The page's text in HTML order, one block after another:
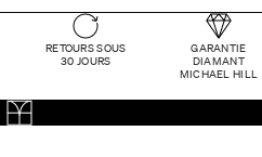
RETOURS SOUS
30 JOURS
GARANTIE
DIAMANT
MICHAEL HILL